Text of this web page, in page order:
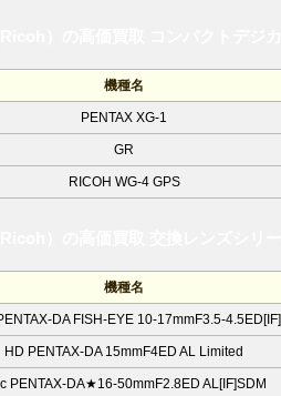
機種名
PENTAX XG-1
GR
RICOH WG-4 GPS
機種名
DA FISH-EYE 10-17mmF3.5-4.5ED[IF]
HD PENTAX-DA 15mmF4ED AL Limited
PENTAX-DA★16-50mmF2.8ED AL[IF]SDM